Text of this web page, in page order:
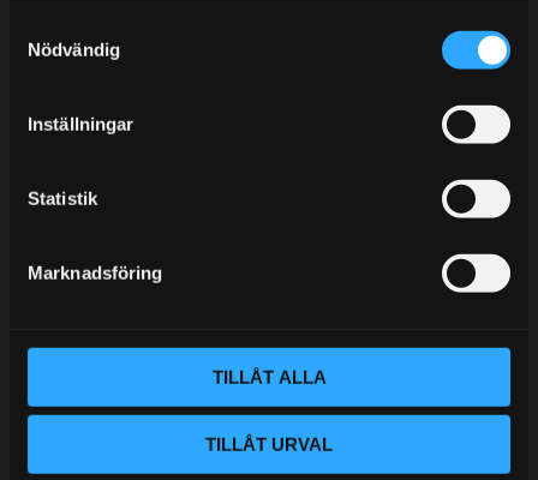
Nödvändig
Inställningar
Statistik
Marknadsföring
TILLÅT ALLA
TILLÅT URVAL
KUNSKAPSCENTER
KUNDTJÄNST